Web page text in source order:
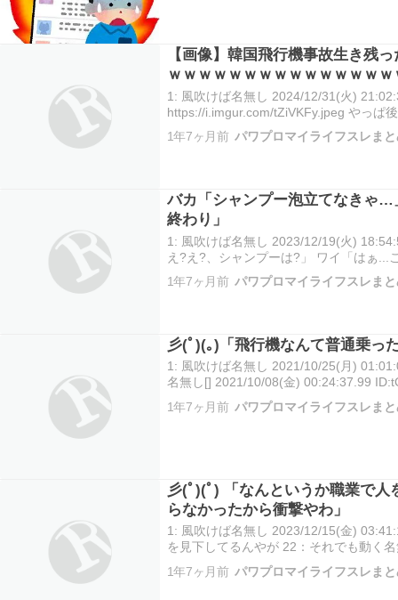
【画像】韓国飛行機事故生き残
ｗｗｗｗｗｗｗｗｗｗｗｗｗｗ
ｗｗｗｗｗｗｗ
1: 風吹けば名無し 2024/12/31(火)
https://i.imgur.com/tZiVKFy.jpeg やっぱ
1年7ヶ月前 パワプロマイライフスレま
バカ「シャンプー泡立てなきゃ…
終わり」
1: 風吹けば名無し 2023/12/19(火)
え?え?、シャンプーは?」 ワイ「はぁ...
「で、でも臭いとか気にならないの...?
本当だ!臭…
1年7ヶ月前 パワプロマイライフスレま
彡(ﾟ)(｡)「飛行機なんて普通乗っ
1: 風吹けば名無し 2021/10/25(月)
名無し[] 2021/10/08(金) 00:24:37.99
た事ないだろ そんな遠く行かんわ 続き
1年7ヶ月前 パワプロマイライフスレま
彡(ﾟ)(ﾟ) 「なんというか職業で
らなかったから衝撃やわ」
1: 風吹けば名無し 2023/12/15(金)
を見下してるんやが 22：それでも動く
ID:WDlBwoHb0 なんというか職業で人
1年7ヶ月前 パワプロマイライフスレま